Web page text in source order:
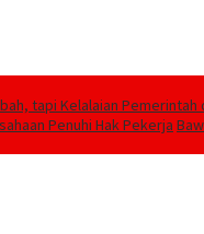
tapi Kelalaian
Penuhi Hak Pekerja